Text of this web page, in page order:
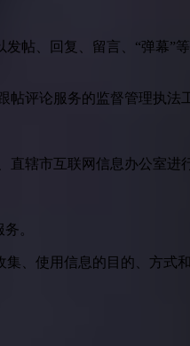
帖、回复、留言、“弹幕”
评论服务的监督管理执法
辖市互联网信息办公室进
。
、使用信息的目的、方式